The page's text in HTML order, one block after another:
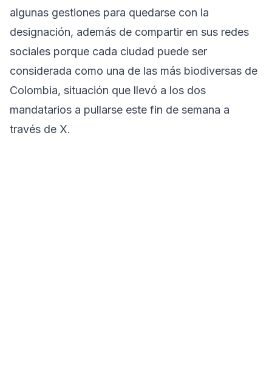
algunas gestiones para quedarse con la
designación, además de compartir en sus redes
sociales porque cada ciudad puede ser
considerada como una de las más biodiversas de
Colombia, situación que llevó a los dos
mandatarios a pullarse este fin de semana a
través de X.